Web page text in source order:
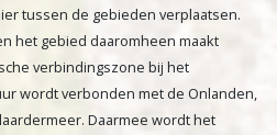
tussen de gebieden verplaatsen.
het gebied daaromheen maakt
verbindingszone bij het
wordt verbonden met de Onlanden,
Daarmee wordt het